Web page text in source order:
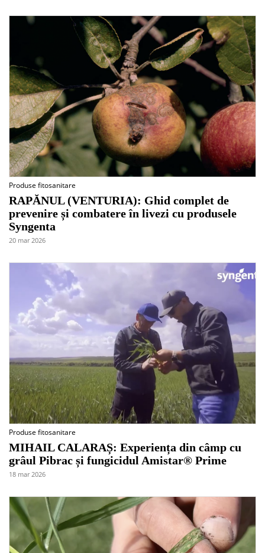
Produse fitosanitare
RAPĂNUL (VENTURIA): Ghid complet de
prevenire și combatere în livezi cu produsele
Syngenta
20 mar 2026
Produse fitosanitare
MIHAIL CALARAȘ: Experiența din câmp cu
grâul Pibrac și fungicidul Amistar® Prime
18 mar 2026